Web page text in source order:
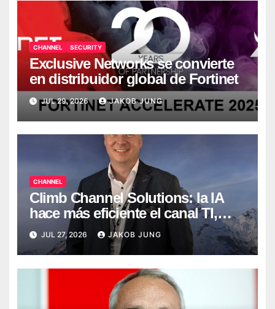
CHANNEL SECURITY
Exclusive Networks se convierte
en distribuidor global de Fortinet
JUL 29, 2026 JAKOB JUNG
CHANNEL
Climb Channel Solutions: la IA
hace más eficiente el canal TI,
pero no lo sustituye
JUL 27, 2026 JAKOB JUNG